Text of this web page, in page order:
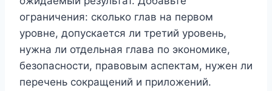
ограничения: сколько глав на первом
уровне, допускается ли третий уровень,
нужна ли отдельная глава по экономике,
безопасности, правовым аспектам, нужен ли
перечень сокращений и приложений.